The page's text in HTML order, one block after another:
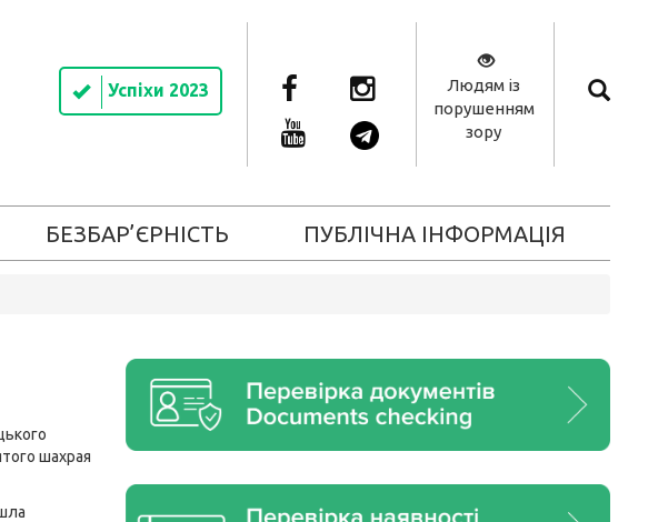
Успіхи 2023
Людям із
порушенням
зору
БЕЗБАР’ЄРНІСТЬ ПУБЛІЧНА ІНФОРМАЦІЯ
шахрая